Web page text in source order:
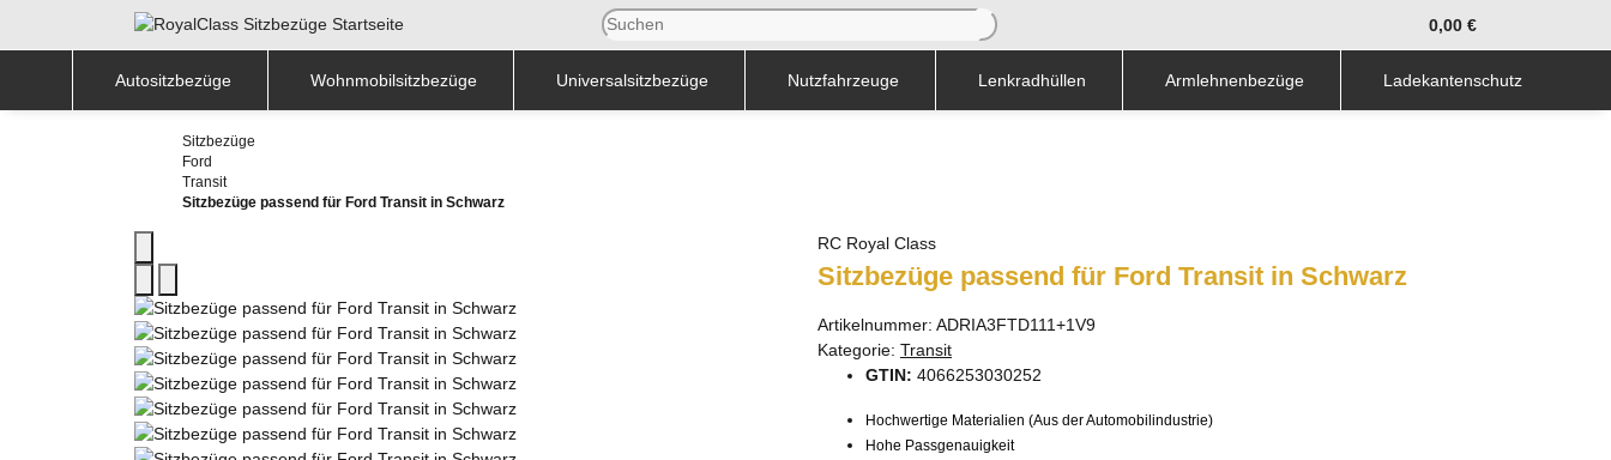
0,00 €
Autositzbezüge Wohnmobilsitzbezüge Universalsitzbezüge Nutzfahrzeuge Lenkradhüllen Armlehnenbezüge Ladekantenschutz
Sitzbezüge
Ford
Transit
Sitzbezüge passend für Ford Transit in Schwarz
RC Royal Class
Sitzbezüge passend für Ford Transit in Schwarz
Artikelnummer: ADRIA3FTD111+1V9
Kategorie: Transit
GTIN: 4066253030252
Hochwertige Materialien (Aus der Automobilindustrie)
Hohe Passgenauigkeit